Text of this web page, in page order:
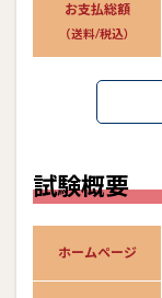
お支払総額
（送料/税込）
試験概要
ホームページ